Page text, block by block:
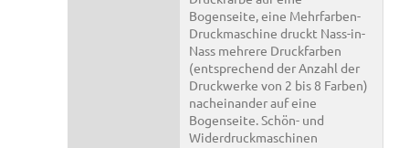
Bogenseite, eine Mehrfarben-
Druckmaschine druckt Nass-in-
Nass mehrere Druckfarben
(entsprechend der Anzahl der
Druckwerke von 2 bis 8 Farben)
nacheinander auf eine
Bogenseite. Schön- und
Widerdruckmaschinen